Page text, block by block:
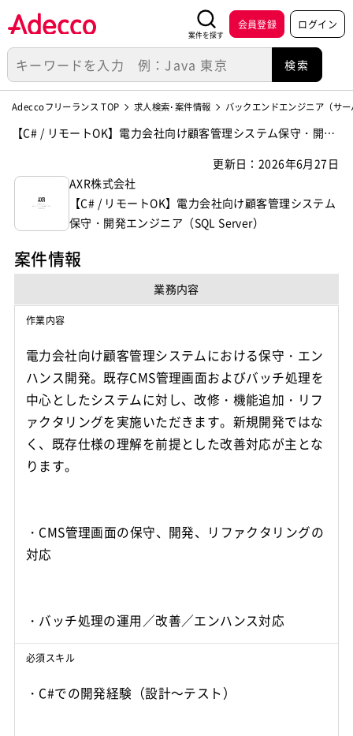
案件を探す
会員登録 ログイン
Adeccoフリーランス TOP 求人検索･案件情報 バックエンドエンジニア（サ
【C# / リモートOK】電力会社向け顧客管理システム保守・開発
更新日：2026年6月27日
AXR株式会社
【C# / リモートOK】電力会社向け顧客管理システム
保守・開発エンジニア（SQL Server）
案件情報
業務内容
作業内容
電力会社向け顧客管理システムにおける保守・エン
ハンス開発。既存CMS管理画面およびバッチ処理を
中心としたシステムに対し、改修・機能追加・リフ
ァクタリングを実施いただきます。新規開発ではな
く、既存仕様の理解を前提とした改善対応が主とな
ります。
・CMS管理画面の保守、開発、リファクタリングの
対応
・バッチ処理の運用／改善／エンハンス対応
必須スキル
・C#での開発経験（設計～テスト）